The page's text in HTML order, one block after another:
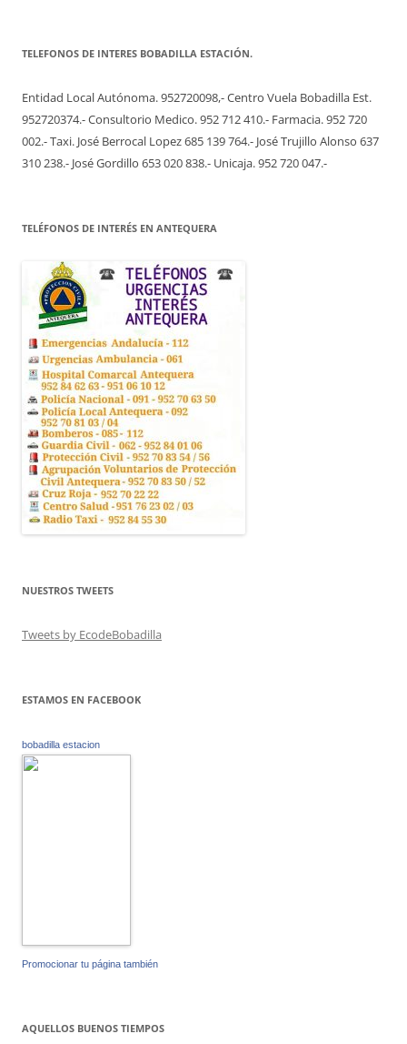
TELEFONOS DE INTERES BOBADILLA ESTACIÓN.
Entidad Local Autónoma. 952720098,- Centro Vuela Bobadilla Est.
952720374.- Consultorio Medico. 952 712 410.- Farmacia. 952 720
002.- Taxi. José Berrocal Lopez 685 139 764.- José Trujillo Alonso 637
310 238.- José Gordillo 653 020 838.- Unicaja. 952 720 047.-
TELÉFONOS DE INTERÉS EN ANTEQUERA
NUESTROS TWEETS
Tweets by EcodeBobadilla
ESTAMOS EN FACEBOOK
bobadilla estacion
Promocionar tu página también
AQUELLOS BUENOS TIEMPOS